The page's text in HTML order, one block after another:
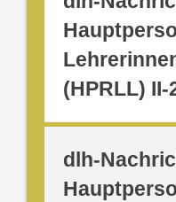
(HPRLL) II-
dlh-